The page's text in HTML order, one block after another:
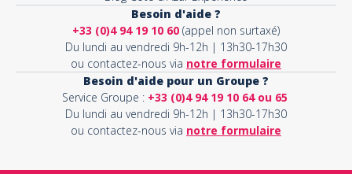
Besoin d'aide ?
+33 (0)4 94 19 10 60 (appel non surtaxé)
Du lundi au vendredi 9h-12h | 13h30-17h30
ou contactez-nous via notre formulaire
Besoin d'aide pour un Groupe ?
Service Groupe : +33 (0)4 94 19 10 64 ou 65
Du lundi au vendredi 9h-12h | 13h30-17h30
ou contactez-nous via notre formulaire